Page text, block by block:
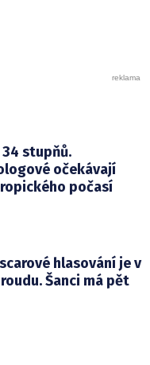
34 stupňů.
očekávají
počasí
hlasování je v
Šanci má pět